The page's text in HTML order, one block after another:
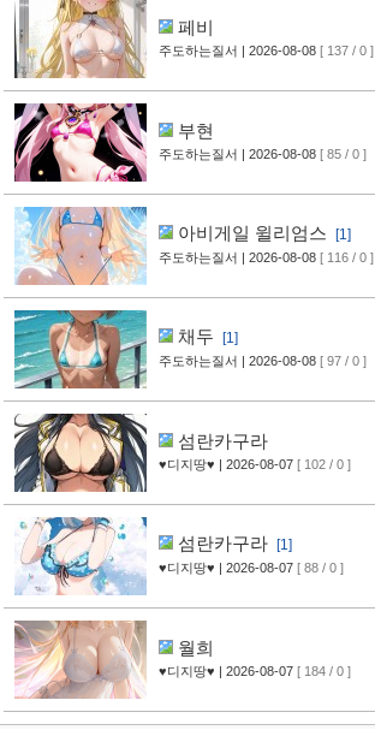
페비
주도하는질서 | 2026-08-08 [ 137 / 0 ]
부현
주도하는질서 | 2026-08-08 [ 85 / 0 ]
아비게일 윌리엄스 [1]
주도하는질서 | 2026-08-08 [ 116 / 0 ]
채두 [1]
주도하는질서 | 2026-08-08 [ 97 / 0 ]
섬란카구라
♥디지땅♥ | 2026-08-07 [ 102 / 0 ]
섬란카구라 [1]
♥디지땅♥ | 2026-08-07 [ 88 / 0 ]
월희
♥디지땅♥ | 2026-08-07 [ 184 / 0 ]